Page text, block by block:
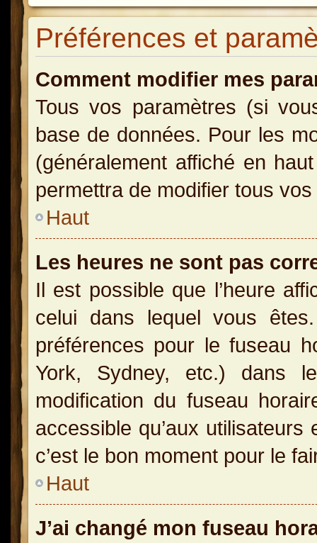
Préférences et
Comment modifier mes
Tous vos paramètres (si
base de données. Pour les
(généralement affiché en
permettra de modifier tous
Haut
Les heures ne sont pas
Il est possible que l’heure
celui dans lequel vous
préférences pour le fuseau
York, Sydney, etc.) dans
modification du fuseau
accessible qu’aux
c’est le bon moment pour le
Haut
J’ai changé mon fuseau